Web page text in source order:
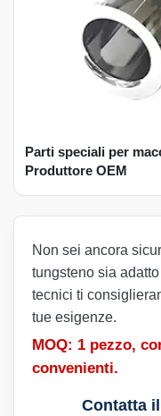
Parti speciali per
Produttore OEM
Non sei ancora
tungsteno sia
tecnici ti
tue esigenze.
MOQ: 1 pezzo,
convenienti.
Contatta